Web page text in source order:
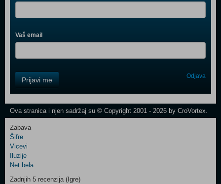
Vaš email
Field
One
Newsletter
Control
Field
Two
Newsletter
Prijavi me Odjava
Ova stranica i njen sadržaj su © Copyright 2001 - 2026 by CroVortex.
Zabava
Šifre
Vicevi
Iluzije
Net.bela
Zadnjih 5 recenzija (Igre)